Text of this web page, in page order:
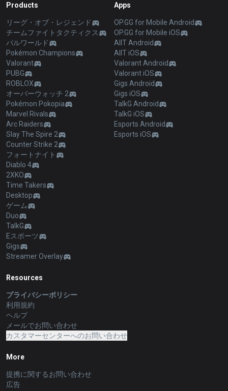
Products
リーグ・オブ・レジェンド
チームファイトタクティクス
パルワールド
Pokémon Champions
Valorant
PUBG
ROBLOX
オーバーウォッチ 2
Pokémon Pokopia
Marvel Rivals
Arc Raiders
Slay The Spire 2
Counter Strike 2
フォートナイト
Diablo 4
2XKO
Time Takers
Desktop
ゲーム
Duo
TalkG
Eスポーツ
Gigs
Streamer Overlay
Apps
OP.GG for Mobile Android
OP.GG for Mobile iOS
AllT Android
AllT iOS
Valorant Android
Valorant iOS
Gigs Android
Gigs iOS
TalkG Android
TalkG iOS
Esports Android
Esports iOS
Resources
プライバシーポリシー
利用規約
ヘルプ
メールでお問い合わせ
カスタマーセンターへのお問い合わせ
More
提携に関するお問い合わせ
広告